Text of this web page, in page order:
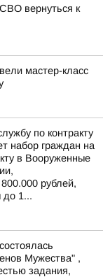
вернуться к
мастер-класс
по контракту
набор граждан на
в Вооруженные
рублей,
до 1...
Мужества" ,
задания,